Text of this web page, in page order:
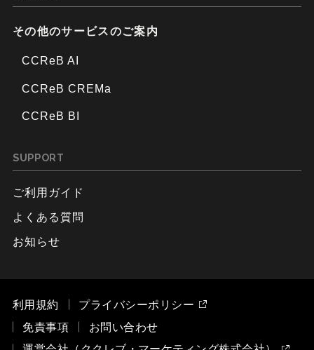
その他のサービスのご案内
CCReB AI
CCReB CREMa
CCReB BI
SUPPORT
ご利用ガイド
よくある質問
お知らせ
利用規約
プライバシーポリシー
免責事項
お問い合わせ